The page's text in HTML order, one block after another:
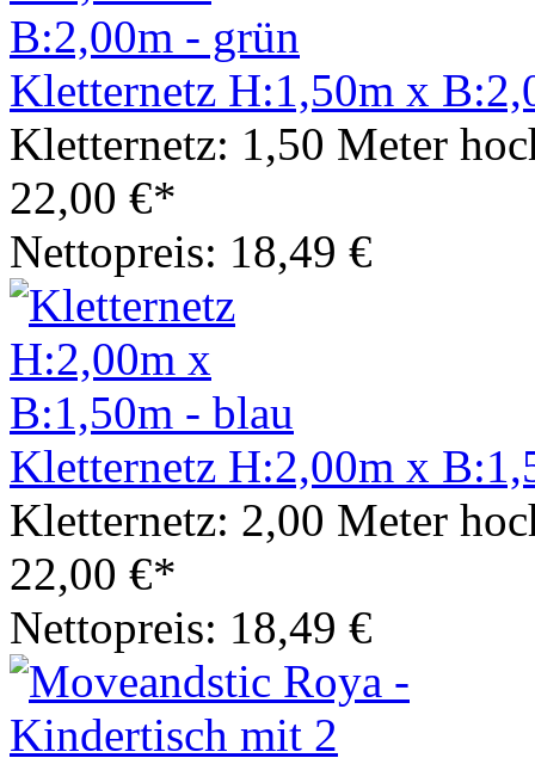
Kletternetz H:1,50m x
Kletternetz: 1,50 Meter
22,00 €*
Nettopreis: 18,49 €
Kletternetz H:2,00m x
Kletternetz: 2,00 Meter
22,00 €*
Nettopreis: 18,49 €